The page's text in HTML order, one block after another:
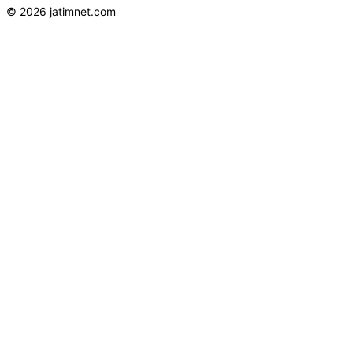
© 2026 jatimnet.com